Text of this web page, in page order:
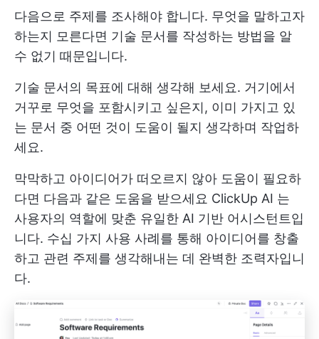
다음으로 주제를 조사해야 합니다. 무엇을 말하고자
하는지 모른다면 기술 문서를 작성하는 방법을 알
수 없기 때문입니다.
기술 문서의 목표에 대해 생각해 보세요. 거기에서
거꾸로 무엇을 포함시키고 싶은지, 이미 가지고 있
는 문서 중 어떤 것이 도움이 될지 생각하며 작업하
세요.
막막하고 아이디어가 떠오르지 않아 도움이 필요하
다면 다음과 같은 도움을 받으세요 ClickUp AI 는
사용자의 역할에 맞춘 유일한 AI 기반 어시스턴트입
니다. 수십 가지 사용 사례를 통해 아이디어를 창출
하고 관련 주제를 생각해내는 데 완벽한 조력자입니
다.